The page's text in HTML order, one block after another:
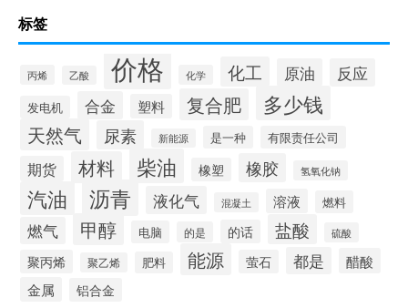
标签
丙烯 乙酸 价格 化学 化工 原油 反应
发电机 合金 塑料 复合肥 多少钱
天然气 尿素 新能源 是一种 有限责任公司
期货 材料 柴油 橡塑 橡胶 氢氧化钠
汽油 沥青 液化气 混凝土 溶液 燃料
燃气 甲醇 电脑 的是 的话 盐酸 硫酸
聚丙烯 聚乙烯 肥料 能源 萤石 都是 醋酸
金属 铝合金